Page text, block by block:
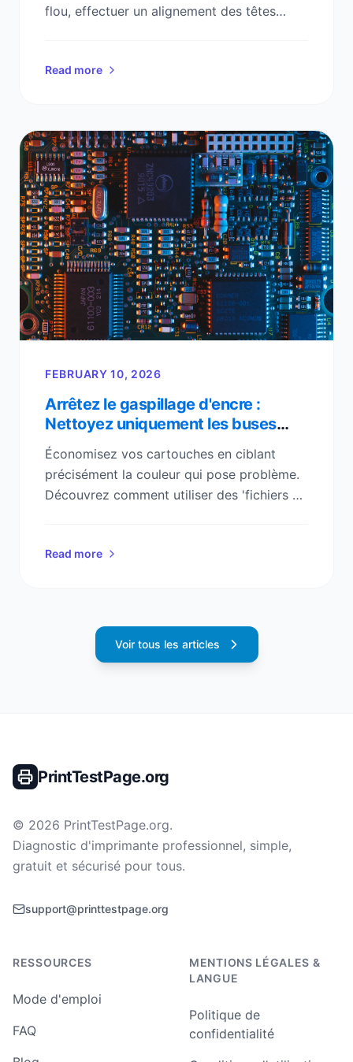
flou, effectuer un alignement des têtes
Read more
FEBRUARY 10, 2026
Arrêtez le gaspillage d'encre :
Nettoyez uniquement les buses
bouchées
Économisez vos cartouches en ciblant
précisément la couleur qui pose problème.
Découvrez comment utiliser des 'fichiers de
Read more
Voir tous les articles
PrintTestPage.org
© 2026 PrintTestPage.org.
Diagnostic d'imprimante professionnel, simple,
gratuit et sécurisé pour tous.
support@printtestpage.org
RESSOURCES
Mode d'emploi
FAQ
MENTIONS LÉGALES &
LANGUE
Politique de
confidentialité